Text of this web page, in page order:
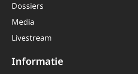
Dossiers
Media
Livestream
Informatie